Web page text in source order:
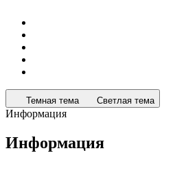
Темная тема Светлая тема
Информация
Информация